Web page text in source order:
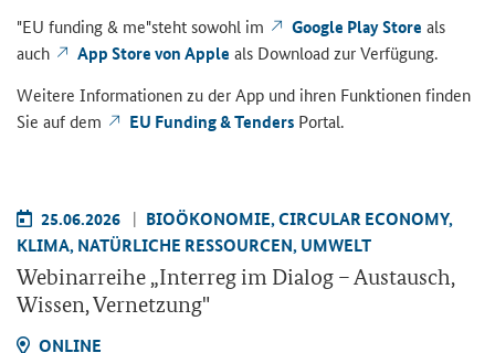
"EU funding & me"steht so­wohl im Google Play Store als
auch
App StorevonApple als Downloadzur Ver­fü­gung.
Wei­te­re In­for­ma­tio­nen zu der App und ihren Funk­tio­nen fin­den
Sie auf dem
EU Funding & Tenders Por­tal.
25.06.2026
BIO­ÖKO­NO­MIE, CIR­CU­LAR ECO­NO­MY,
KLIMA, NA­TÜR­LI­CHE RES­SOUR­CEN, UM­WELT
We­bi­nar­rei­he „Interregim Dia­log – Aus­tausch,
Wis­sen, Ver­net­zung"
ON­LINE